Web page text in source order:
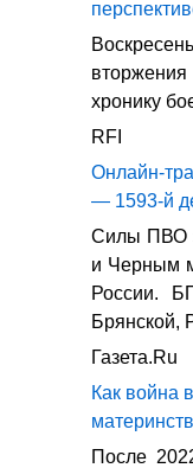
хронику
RFI
Онлайн-
— 1593-й
Силы ПВО
и Черным
России.
Брянской,
Газета.Ru
Как война
После